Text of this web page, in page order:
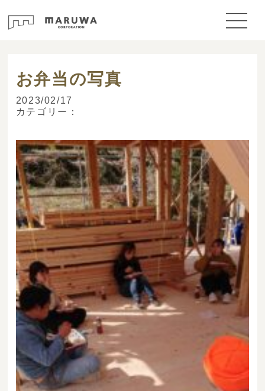
お弁当の写真
2023/02/17
カテゴリー：